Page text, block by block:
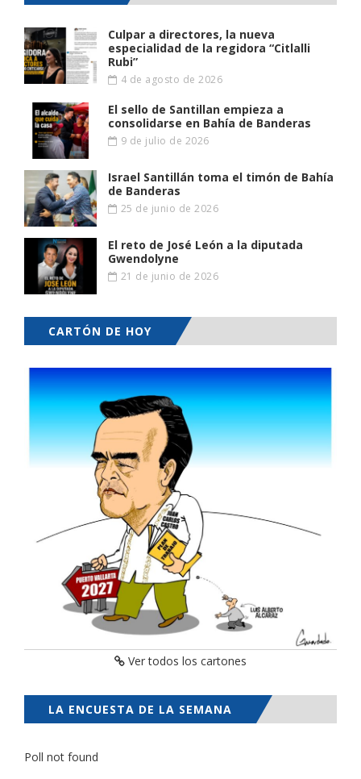
Culpar a directores, la nueva
especialidad de la regidora “Citlalli
Rubi”
4 de agosto de 2026
El sello de Santillan empieza a
consolidarse en Bahía de Banderas
9 de julio de 2026
Israel Santillán toma el timón de Bahía
de Banderas
25 de junio de 2026
El reto de José León a la diputada
Gwendolyne
21 de junio de 2026
CARTÓN DE HOY
Ver todos los cartones
LA ENCUESTA DE LA SEMANA
Poll not found